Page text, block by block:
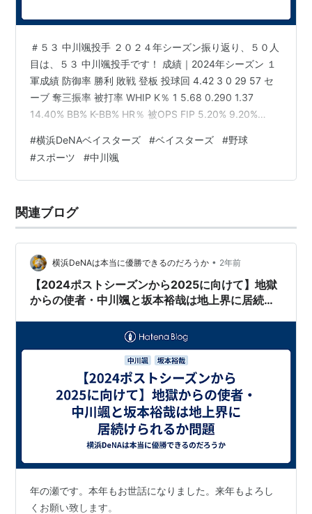
＃５３ 中川颯投手 ２０２４年シーズン振り返り、５０人
目は、５３ 中川颯投手です！ 成績｜2024年シーズン １
軍成績 防御率 勝利 敗戦 登板 投球回 4.42 3 0 29 57 セ
ーブ 奪三振率 被打率 WHIP K％ 1 5.68 0.290 1.37
14.40% BB% K-BB% HR％ 被OPS FIP 5.20% 9.20%
塁打 打席 K% 右打者 0.269 12 2 116 19.83% 左打者
0.310 18 1 134 9.70% 打席 BB% K-BB% 被出塁率 被長打
率 被OPS 右打…
#横浜DeNAベイスターズ #ベイスターズ #野球
#スポーツ #中川颯
関連ブログ
横浜DeNAは本当に優勝できるのだろうか • 2年前
【2024ポストシーズンから2025に向けて】地獄
からの使者・中川颯と坂本裕哉は地上界に居続け
年の瀬です。本年もお世話になりました。来年もよろし
くお願い致します。